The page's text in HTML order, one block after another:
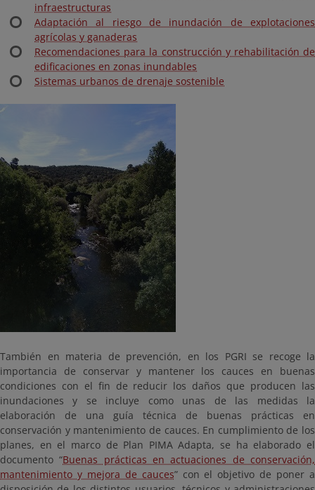
infraestructuras
Adaptación al riesgo de inundación de explotaciones
agrícolas y ganaderas
Recomendaciones para la construcción y rehabilitación de
edificaciones en zonas inundables
Sistemas urbanos de drenaje sostenible
También en materia de prevención, en los PGRI se recoge la
importancia de conservar y mantener los cauces en buenas
condiciones con el fin de reducir los daños que producen las
inundaciones y se incluye como unas de las medidas la
elaboración de una guía técnica de buenas prácticas en
conservación y mantenimiento de cauces. En cumplimiento de los
planes, en el marco de Plan PIMA Adapta, se ha elaborado el
documento “Buenas prácticas en actuaciones de conservación,
mantenimiento y mejora de cauces” con el objetivo de poner a